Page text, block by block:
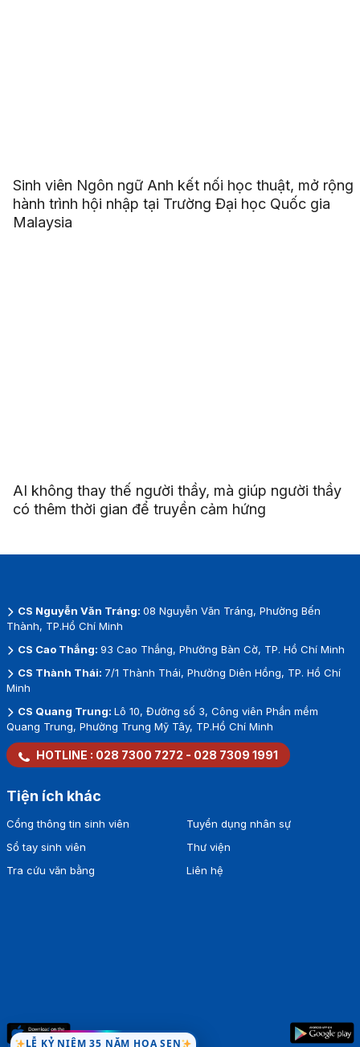
LỄ KỶ NIỆM 35 NĂM HOA SEN
Sinh viên Ngôn ngữ Anh kết nối học thuật, mở rộng
hành trình hội nhập tại Trường Đại học Quốc gia
Malaysia
AI không thay thế người thầy, mà giúp người thầy
có thêm thời gian để truyền cảm hứng
CS Nguyễn Văn Tráng: 08 Nguyễn Văn Tráng, Phường Bến
Thành, TP.Hồ Chí Minh
CS Cao Thắng: 93 Cao Thắng, Phường Bàn Cờ, TP. Hồ Chí Minh
CS Thành Thái: 7/1 Thành Thái, Phường Diên Hồng, TP. Hồ Chí
Minh
CS Quang Trung: Lô 10, Đường số 3, Công viên Phần mềm
Quang Trung, Phường Trung Mỹ Tây, TP.Hồ Chí Minh
HOTLINE : 028 7300 7272 - 028 7309 1991
Tiện ích khác
Cổng thông tin sinh viên
Sổ tay sinh viên
Tra cứu văn bằng
Tuyển dụng nhân sự
Thư viện
Liên hệ